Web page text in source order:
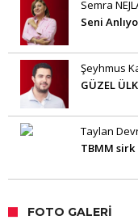
Semra
Seni
Şeyhmus
GÜZEL
Taylan
TBMM
FOTO GALERI